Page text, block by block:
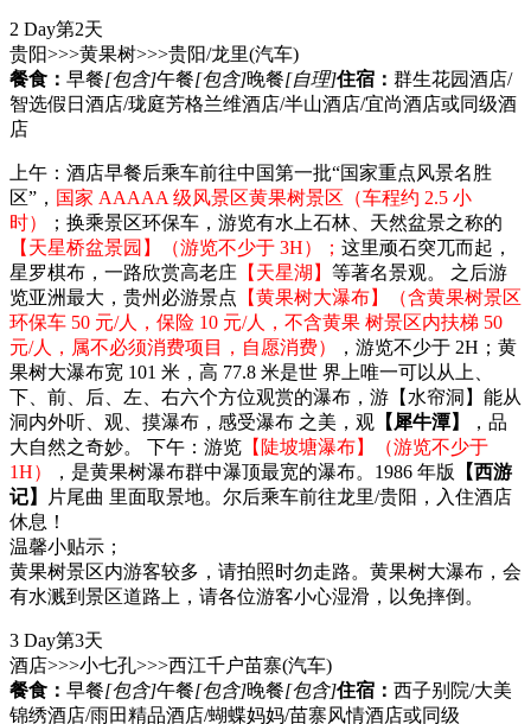
2 Day第2天
贵阳>>>黄果树>>>贵阳/龙里(汽车)
餐食： 早餐[包含]午餐[包含]晚餐[自理]住宿： 群生花园酒店/
智选假日酒店/珑庭芳格兰维酒店/半山酒店/宜尚酒店或同级酒
店
上午：酒店早餐后乘车前往中国第一批“国家重点风景名胜
区”， 国家 AAAAA 级风景区黄果树景区（车程约 2.5 小
时）
；换乘景区环保车，游览有水上石林、天然盆景之称的
【天星桥盆景园】（游览不少于 3H）； 这里顽石突兀而起，
星罗棋布，一路欣赏高老庄 【天星湖】 等著名景观。 之后游
览亚洲最大，贵州必游景点 【黄果树大瀑布】（含黄果树景区
环保车 50 元/人，保险 10 元/人，不含黄果 树景区内扶梯 50
元/人，属不必须消费项目，自愿消费）
，游览不少于 2H；黄
果树大瀑布宽 101 米，高 77.8 米是世 界上唯一可以从上、
下、前、后、左、右六个方位观赏的瀑布，游【水帘洞】能从
洞内外听、观、摸瀑布，感受瀑布 之美，观 【犀牛潭】
，品
大自然之奇妙。 下午：游览 【陡坡塘瀑布】（游览不少于
1H）
，是黄果树瀑布群中瀑顶最宽的瀑布。1986 年版
【西游
记】
片尾曲 里面取景地。尔后乘车前往龙里/贵阳，入住酒店
休息！
温馨小贴示；
黄果树景区内游客较多，请拍照时勿走路。黄果树大瀑布，会
有水溅到景区道路上，请各位游客小心湿滑，以免摔倒。
3 Day第3天
酒店>>>小七孔>>>西江千户苗寨(汽车)
餐食： 早餐[包含]午餐[包含]晚餐[包含]住宿： 西子别院/大美
锦绣酒店/雨田精品酒店/蝴蝶妈妈/苗寨风情酒店或同级